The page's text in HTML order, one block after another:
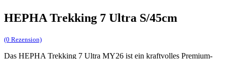
HEPHA Trekking 7 Ultra S/45cm
(0 Rezension)
Das HEPHA Trekking 7 Ultra MY26 ist ein kraftvolles Premium-